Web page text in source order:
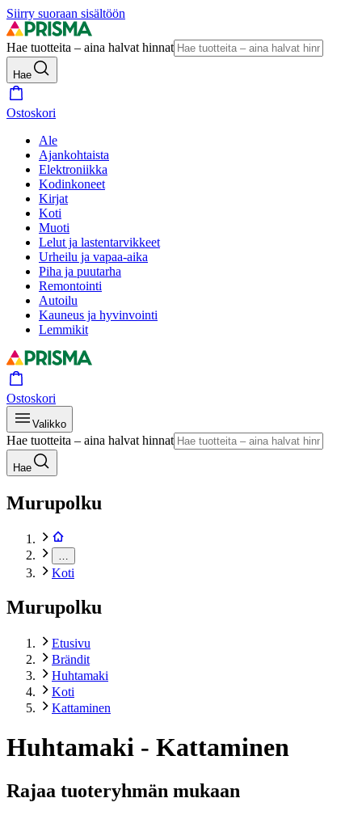
Siirry suoraan sisältöön
Hae tuotteita – aina halvat hinnat
Hae
Ostoskori
Ale
Ajankohtaista
Elektroniikka
Kodinkoneet
Kirjat
Koti
Muoti
Lelut ja lastentarvikkeet
Urheilu ja vapaa-aika
Piha ja puutarha
Remontointi
Autoilu
Kauneus ja hyvinvointi
Lemmikit
Ostoskori
Valikko
Hae tuotteita – aina halvat hinnat
Hae
Murupolku
Koti
Murupolku
Etusivu
Brändit
Huhtamaki
Koti
Kattaminen
Huhtamaki - Kattaminen
Rajaa tuoteryhmän mukaan